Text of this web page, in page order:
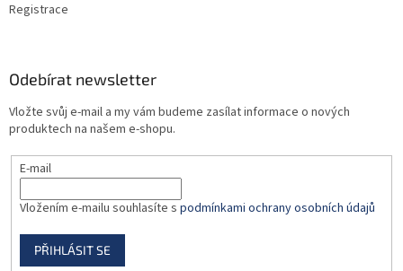
Registrace
Odebírat newsletter
Vložte svůj e-mail a my vám budeme zasílat informace o nových
produktech na našem e-shopu.
E-mail
Vložením e-mailu souhlasíte s podmínkami ochrany osobních údajů
PŘIHLÁSIT SE